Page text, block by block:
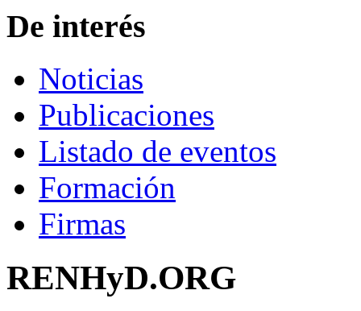
De interés
Noticias
Publicaciones
Listado de eventos
Formación
Firmas
RENHyD.ORG